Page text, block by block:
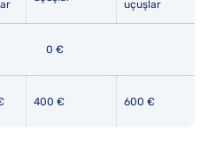
uçuşlar
0 €
400 € 600 €